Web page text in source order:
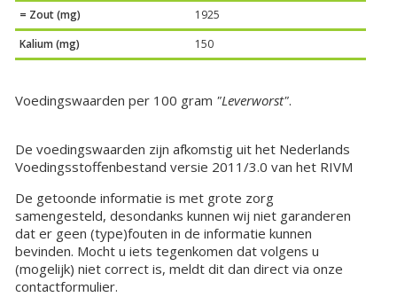
= Zout (mg)
1925
Kalium (mg)
150
Voedingswaarden per 100 gram "Leverworst".
De voedingswaarden zijn afkomstig uit het Nederlands
Voedingsstoffenbestand versie 2011/3.0 van het RIVM
De getoonde informatie is met grote zorg
samengesteld, desondanks kunnen wij niet garanderen
dat er geen (type)fouten in de informatie kunnen
bevinden. Mocht u iets tegenkomen dat volgens u
(mogelijk) niet correct is, meldt dit dan direct via onze
contactformulier.